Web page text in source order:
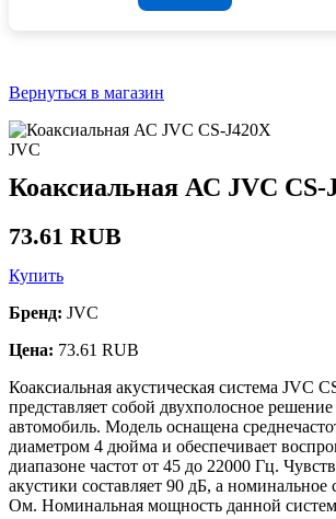
Вернуться в магазин
JVC
Коаксиальная АС JVC CS-
73.61 RUB
Купить
Бренд: JVC
Цена: 73.61 RUB
Коаксиальная акустическая система JVC
представляет собой двухполосное
автомобиль. Модель оснащена
диаметром 4 дюйма и обеспечивает
диапазоне частот от 45 до 22000 Гц.
акустики составляет 90 дБ, а
Ом. Номинальная мощность данной